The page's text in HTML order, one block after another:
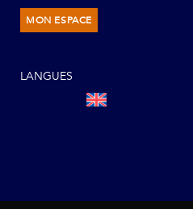
MON ESPACE
LANGUES